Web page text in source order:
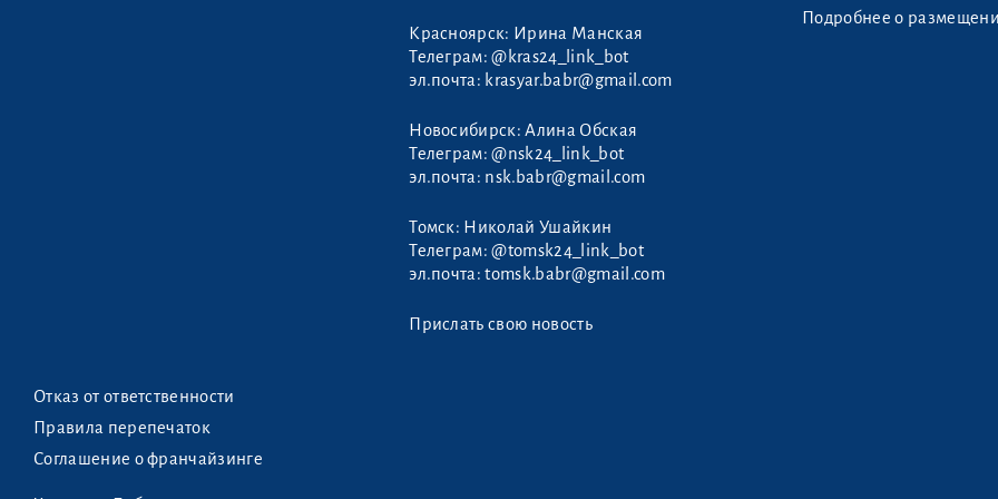
Красноярск: Ирина Манская
Телеграм:@kras24_link_bot
эл.почта: krasyar.babr@gmail.com
Новосибирск: Алина Обская
Телеграм:@nsk24_link_bot
эл.почта: nsk.babr@gmail.com
Томск: Николай Ушайкин
Телеграм:@tomsk24_link_bot
эл.почта:tomsk.babr@gmail.com
Прислать свою новость
Подробнее о
Отказ от ответственности
Правила перепечаток
Соглашение о франчайзинге